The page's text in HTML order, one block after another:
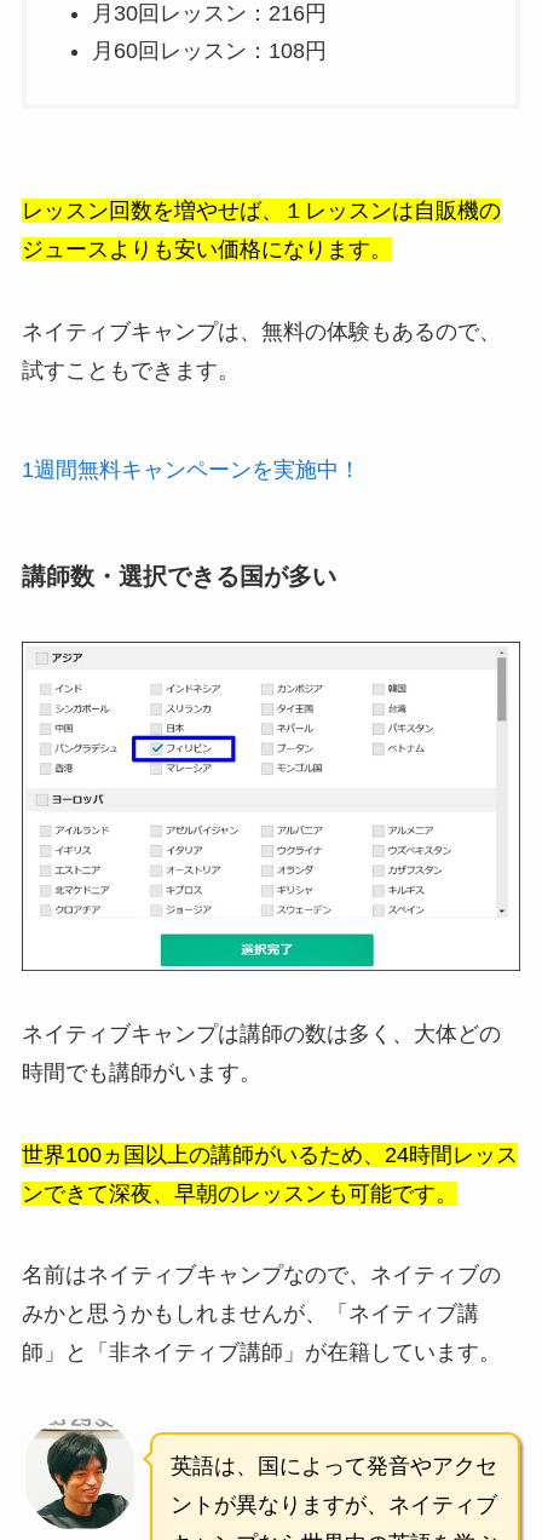
月30回レッスン：216円
月60回レッスン：108円
レッスン回数を増やせば、１レッスンは自販機の
ジュースよりも安い価格になります。
ネイティブキャンプは、無料の体験もあるので、
試すこともできます。
1週間無料キャンペーンを実施中！
講師数・選択できる国が多い
ネイティブキャンプは講師の数は多く、大体どの
時間でも講師がいます。
世界100ヵ国以上の講師がいるため、24時間レッス
ンできて深夜、早朝のレッスンも可能です。
名前はネイティブキャンプなので、ネイティブの
みかと思うかもしれませんが、「ネイティブ講
師」と「非ネイティブ講師」が在籍しています。
英語は、国によって発音やアクセ
ントが異なりますが、ネイティブ